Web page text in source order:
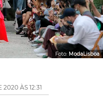
Foto: ModaLisboa
ÀS 12:31